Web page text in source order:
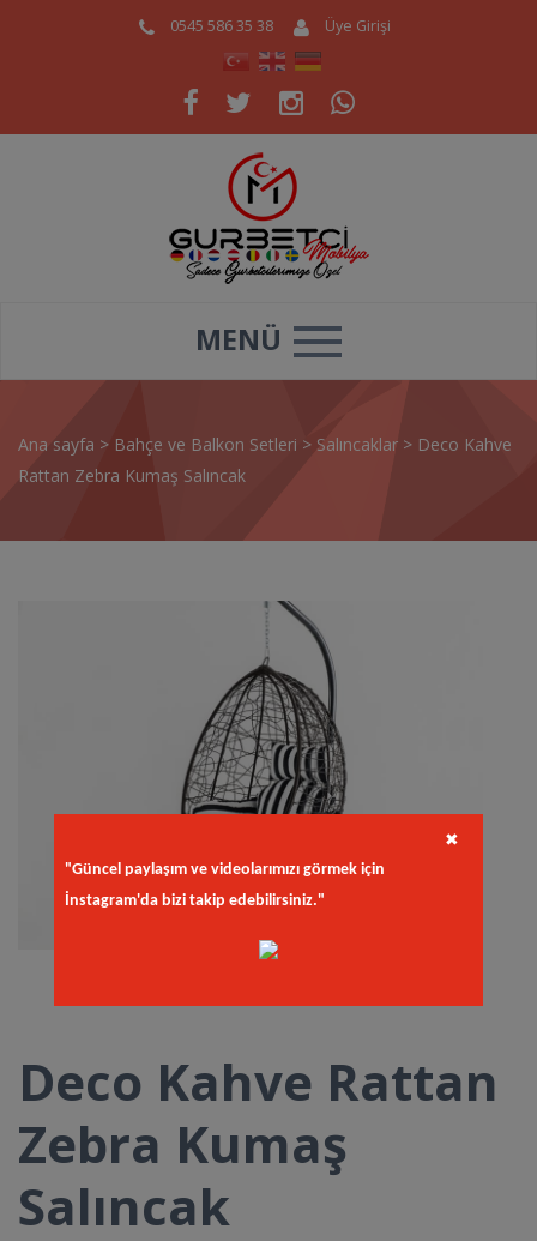
0545 586 35 38 Üye Girişi
MENÜ
Ana sayfa > Bahçe ve Balkon Setleri > Salıncaklar > Deco Kahve
Rattan Zebra Kumaş Salıncak
Deco Kahve Rattan
Zebra Kumaş
Salıncak
"Güncel paylaşım ve videolarımızı görmek için
İnstagram'da bizi takip edebilirsiniz."
✖